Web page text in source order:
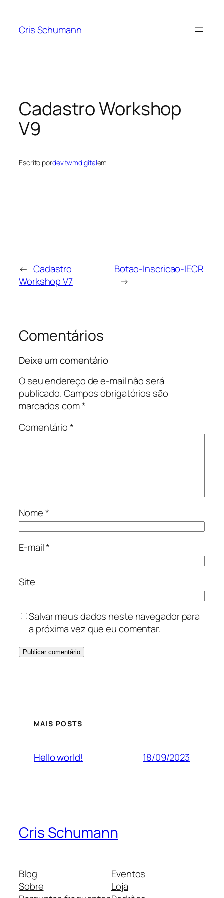
Cris Schumann
Cadastro Workshop
V9
Escrito pordev.twmdigitalem
← Cadastro
Workshop V7
Botao-Inscricao-IECR
→
Comentários
Deixe um comentário
O seu endereço de e-mail não será
publicado.Campos obrigatórios são
marcados com*
Comentário*
Nome*
E-mail*
Site
Salvar meus dados neste navegador para
a próxima vez que eu comentar.
MAIS POSTS
Hello world! 18/09/2023
Cris Schumann
Blog
Sobre
Eventos
Loja